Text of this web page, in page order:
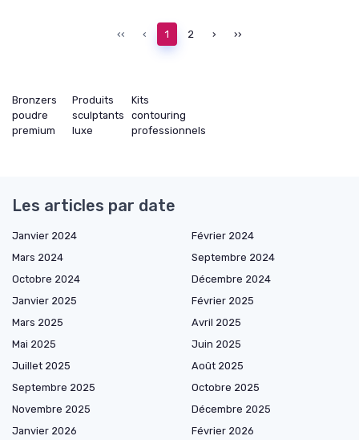
‹‹ ‹ 1 2 › ››
Bronzers
poudre
premium
Produits
sculptants
luxe
Kits
contouring
professionnels
Les articles par date
Janvier 2024
Février 2024
Mars 2024
Septembre 2024
Octobre 2024
Décembre 2024
Janvier 2025
Février 2025
Mars 2025
Avril 2025
Mai 2025
Juin 2025
Juillet 2025
Août 2025
Septembre 2025
Octobre 2025
Novembre 2025
Décembre 2025
Janvier 2026
Février 2026